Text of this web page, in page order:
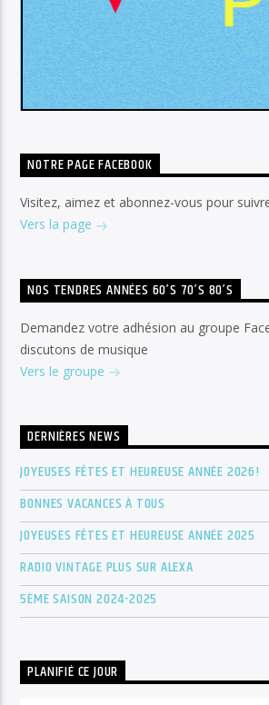
NOTRE PAGE FACEBOOK
Visitez, aimez et abonnez-vous pour
Vers la page
NOS TENDRES ANNÉES 60’S 70’S 80’S
Demandez votre adhésion au groupe
discutons de musique
Vers le groupe
DERNIÈRES NEWS
JOYEUSES FÊTES ET HEUREUSE ANNÉE 2026!
BONNES VACANCES À TOUS
JOYEUSES FÊTES ET HEUREUSE ANNÉE 2025
RADIO VINTAGE PLUS SUR ALEXA
5ÈME SAISON 2024-2025
PLANIFIÉ CE JOUR